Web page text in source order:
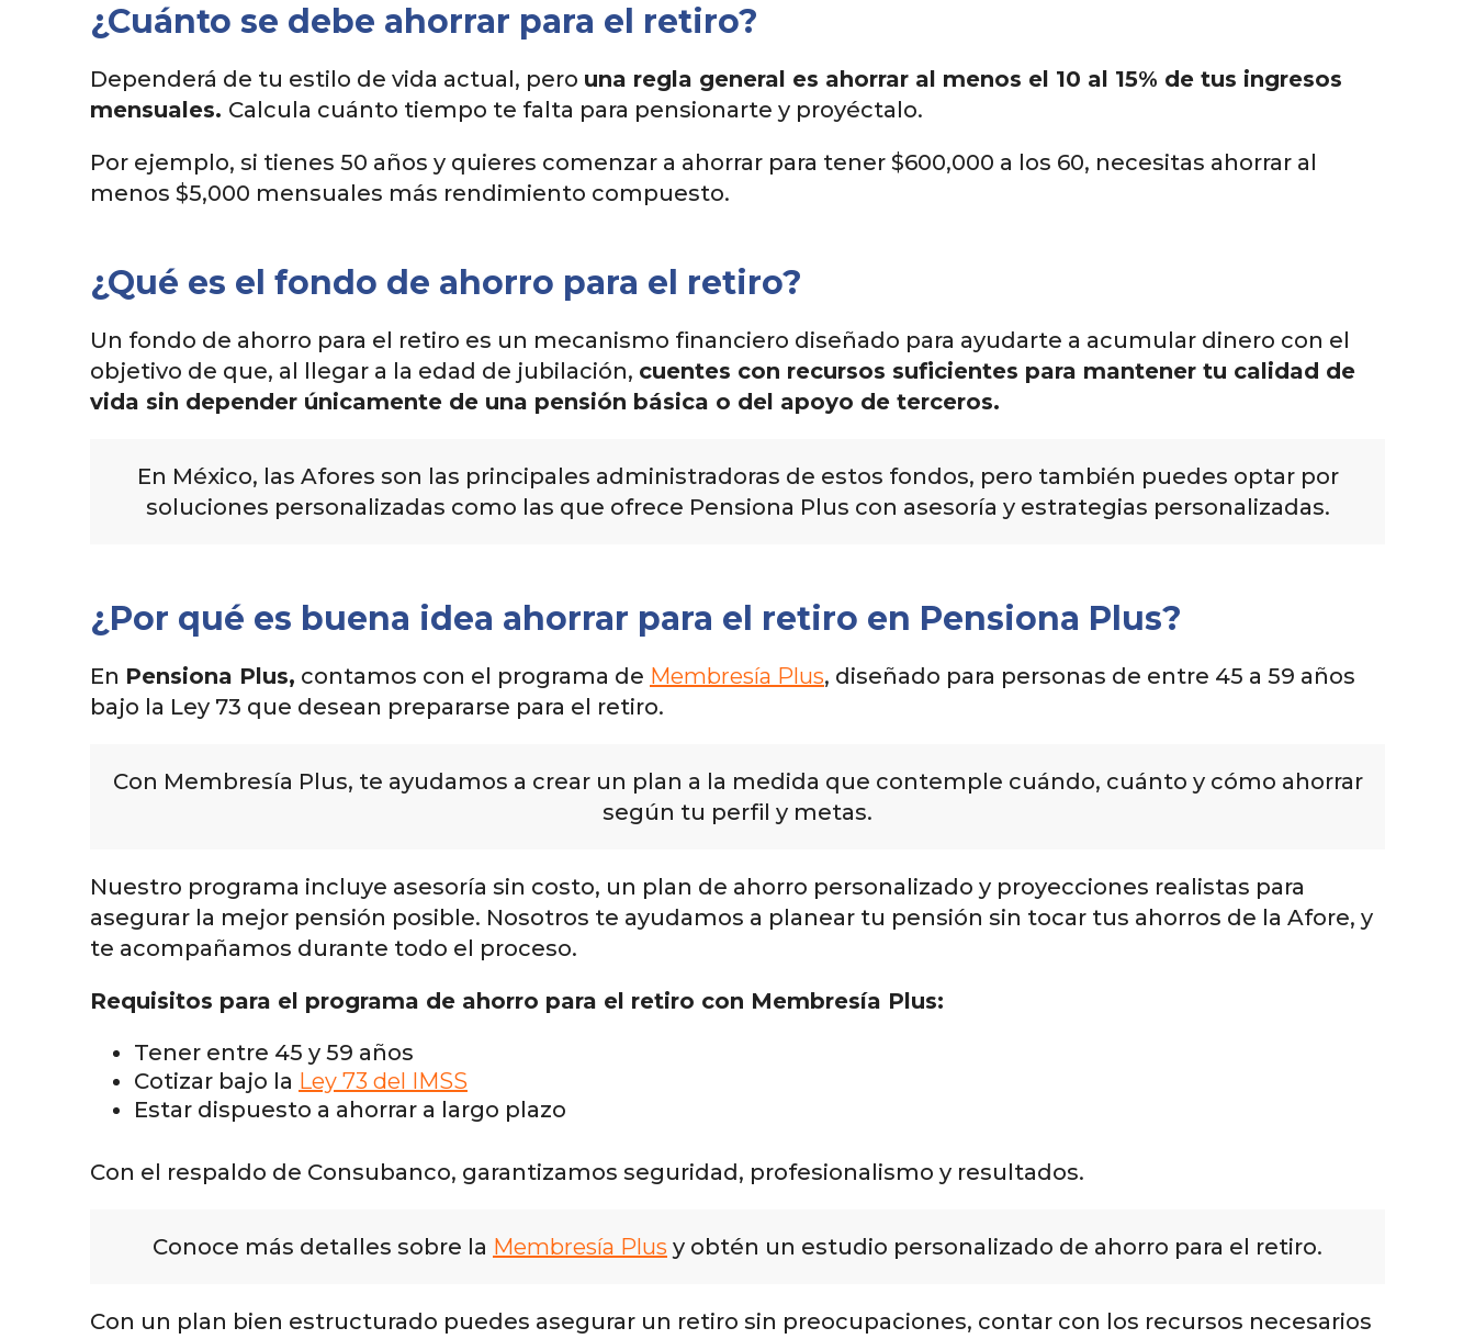
¿Cuánto se debe ahorrar para el retiro?
Dependerá de tu estilo de vida actual, pero una regla general es ahorrar al menos el 10 al 15% de tus ingresos
mensuales. Calcula cuánto tiempo te falta para pensionarte y proyéctalo.
Por ejemplo, si tienes 50 años y quieres comenzar a ahorrar para tener $600,000 a los 60, necesitas ahorrar al
menos $5,000 mensuales más rendimiento compuesto.
¿Qué es el fondo de ahorro para el retiro​?
Un fondo de ahorro para el retiro es un mecanismo financiero diseñado para ayudarte a acumular dinero con el
objetivo de que, al llegar a la edad de jubilación, cuentes con recursos suficientes para mantener tu calidad de
vida sin depender únicamente de una pensión básica o del apoyo de terceros.
En México, las Afores son las principales administradoras de estos fondos, pero también puedes optar por
soluciones personalizadas como las que ofrece Pensiona Plus con asesoría y estrategias personalizadas.
¿Por qué es buena idea ahorrar para el retiro en Pensiona Plus?
En Pensiona Plus, contamos con el programa de Membresía Plus, diseñado para personas de entre 45 a 59 años
bajo la Ley 73 que desean prepararse para el retiro.
Con Membresía Plus, te ayudamos a crear un plan a la medida que contemple cuándo, cuánto y cómo ahorrar
según tu perfil y metas.
Nuestro programa incluye asesoría sin costo, un plan de ahorro personalizado y proyecciones realistas para
asegurar la mejor pensión posible. Nosotros te ayudamos a planear tu pensión sin tocar tus ahorros de la Afore, y
te acompañamos durante todo el proceso.
Requisitos para el programa de ahorro para el retiro​ con Membresía Plus:
Tener entre 45 y 59 años
Cotizar bajo la Ley 73 del IMSS
Estar dispuesto a ahorrar a largo plazo
Con el respaldo de Consubanco, garantizamos seguridad, profesionalismo y resultados.
Conoce más detalles sobre la Membresía Plus y obtén un estudio personalizado de ahorro para el retiro.
Con un plan bien estructurado puedes asegurar un retiro sin preocupaciones, contar con los recursos necesarios